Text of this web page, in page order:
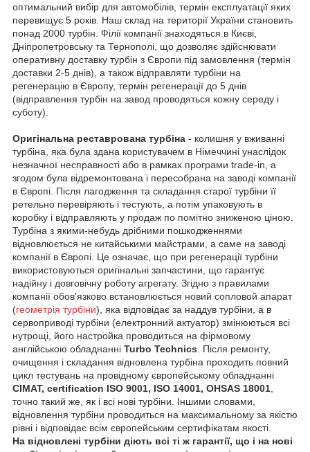
оптимальний вибір для автомобілів, термін експлуатації яких
перевищує 5 років. Наш склад на території України становить
понад 2000 турбін. Філії компанії знаходяться в Києві,
Дніпропетровську та Тернополі, що дозволяє здійснювати
оперативну доставку турбін з Європи під замовлення (термін
доставки 2-5 днів), а також відправляти турбіни на
регенерацію в Європу, термін регенерації до 5 днів
(відправлення турбін на завод проводяться кожну середу і
суботу).
Оригінальна реставрована турбіна - колишня у вживанні
турбіна, яка була здана користувачем в Німеччині унаслідок
незначної несправності або в рамках програми trade-in, а
згодом була відремонтована і пересобрана на заводі компанії
в Європі. Після лагодження та складання старої турбіни її
ретельно перевіряють і тестують, а потім упаковують в
коробку і відправляють у продаж по помітно зниженою ціною.
Турбіна з якими-небудь дрібними пошкодженнями
відновлюється не китайськими майстрами, а саме на заводі
компанії в Європі. Це означає, що при регенерації турбіни
використовуються оригінальні запчастини, що гарантує
надійну і довговічну роботу агрегату. Згідно з правилами
компанії обов'язково встановлюється новий сопловой апарат
(геометрія турбіни), яка відповідає за наддув турбіни, а в
сервоприводі турбіни (електронний актуатор) змінюються всі
нутрощі, його настройка проводиться на фірмовому
англійською обладнанні Turbo Technics . Після ремонту,
очищення і складання відновлена турбіна проходить повний
цикл тестувань на провідному європейському обладнанні
CIMAT, certification ISO 9001, ISO 14001, OHSAS 18001
точно такий же, як і всі нові турбіни. Іншими словами,
відновлення турбіни проводиться на максимальному за якістю
рівні і відповідає всім європейським сертифікатам якості.
На відновлені турбіни діють всі ті ж гарантії, що і на нові